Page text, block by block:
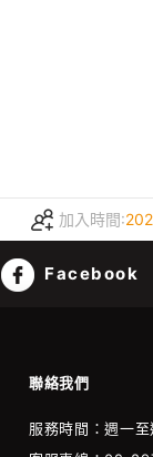
加入時間:
Facebook
聯絡我們
服務時間：週一